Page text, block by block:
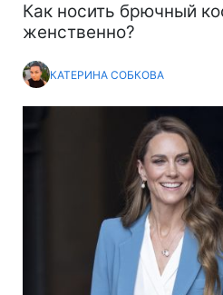
Как носить брючный
женственно?
КАТЕРИНА СОБКОВА